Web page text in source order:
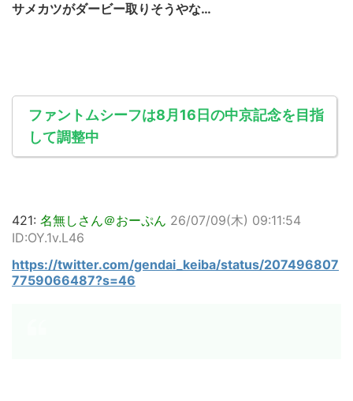
サメカツがダービー取りそうやな…
ファントムシーフは8月16日の中京記念を目指
して調整中
421: 名無しさん＠おーぷん 26/07/09(木) 09:11:54
ID:OY.1v.L46
https://twitter.com/gendai_keiba/status/207496807
7759066487?s=46